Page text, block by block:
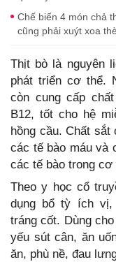
Chế biến 4 món chả
cũng phải xuýt xoa
Thịt bò là nguyên
phát triển cơ thể.
còn cung cấp
B12, tốt cho hệ
hồng cầu. Chất sắt
các tế bào máu và
các tế bào trong cơ
Theo y học cổ
dụng bổ tỳ ích vị,
tráng cốt. Dùng
yếu sút cân, ăn
ăn, phù nề, đau